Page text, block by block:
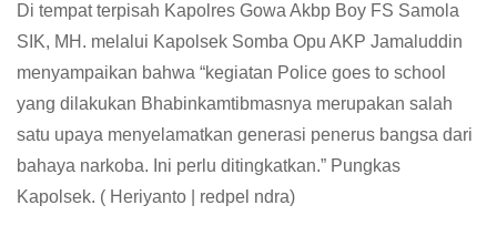
Di tempat terpisah Kapolres Gowa Akbp Boy FS Samola
SIK, MH. melalui Kapolsek Somba Opu AKP Jamaluddin
menyampaikan bahwa “kegiatan Police goes to school
yang dilakukan Bhabinkamtibmasnya merupakan salah
satu upaya menyelamatkan generasi penerus bangsa dari
bahaya narkoba. Ini perlu ditingkatkan.” Pungkas
Kapolsek. ( Heriyanto | redpel ndra)